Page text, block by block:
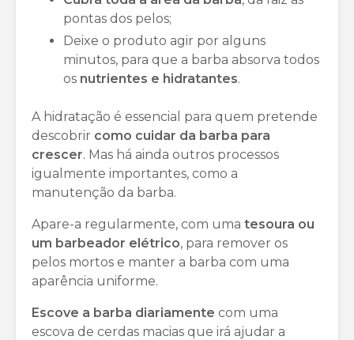
pontas dos pelos;
Deixe o produto agir por alguns
minutos, para que a barba absorva todos
os nutrientes e hidratantes.
A hidratação é essencial para quem pretende
descobrir como cuidar da barba para
crescer. Mas há ainda outros processos
igualmente importantes, como a
manutenção da barba.
Apare-a regularmente, com uma tesoura ou
um barbeador elétrico, para remover os
pelos mortos e manter a barba com uma
aparência uniforme.
Escove a barba diariamente com uma
escova de cerdas macias que irá ajudar a